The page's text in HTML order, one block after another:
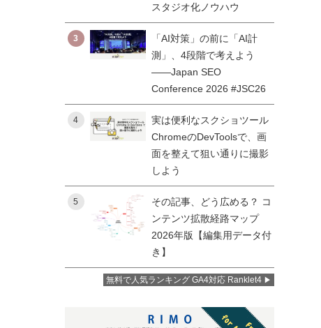
スタジオ化ノウハウ
3
「AI対策」の前に「AI計
測」、4段階で考えよう
——Japan SEO
Conference 2026 #JSC26
4
実は便利なスクショツール
ChromeのDevToolsで、画
面を整えて狙い通りに撮影
しよう
5
その記事、どう広める？ コ
ンテンツ拡散経路マップ
2026年版【編集用データ付
き】
無料で人気ランキング GA4対応 Ranklet4